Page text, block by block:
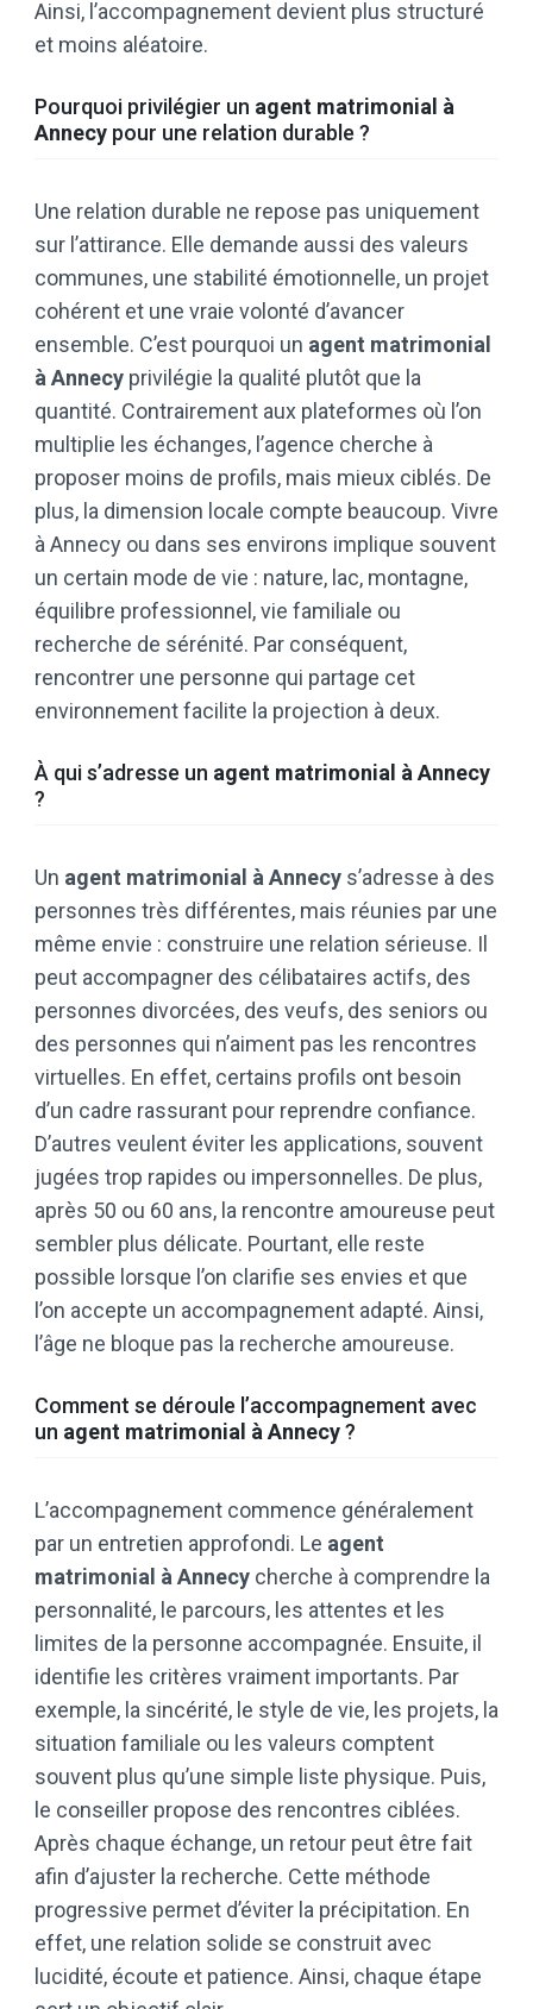
Ainsi, l’accompagnement devient plus structuré
et moins aléatoire.
Pourquoi privilégier un agent matrimonial à
Annecy pour une relation durable ?
Une relation durable ne repose pas uniquement
sur l’attirance. Elle demande aussi des valeurs
communes, une stabilité émotionnelle, un projet
cohérent et une vraie volonté d’avancer
ensemble. C’est pourquoi un agent matrimonial
à Annecy privilégie la qualité plutôt que la
quantité. Contrairement aux plateformes où l’on
multiplie les échanges, l’agence cherche à
proposer moins de profils, mais mieux ciblés. De
plus, la dimension locale compte beaucoup. Vivre
à Annecy ou dans ses environs implique souvent
un certain mode de vie : nature, lac, montagne,
équilibre professionnel, vie familiale ou
recherche de sérénité. Par conséquent,
rencontrer une personne qui partage cet
environnement facilite la projection à deux.
À qui s’adresse un agent matrimonial à Annecy
?
Un agent matrimonial à Annecy s’adresse à des
personnes très différentes, mais réunies par une
même envie : construire une relation sérieuse. Il
peut accompagner des célibataires actifs, des
personnes divorcées, des veufs, des seniors ou
des personnes qui n’aiment pas les rencontres
virtuelles. En effet, certains profils ont besoin
d’un cadre rassurant pour reprendre confiance.
D’autres veulent éviter les applications, souvent
jugées trop rapides ou impersonnelles. De plus,
après 50 ou 60 ans, la rencontre amoureuse peut
sembler plus délicate. Pourtant, elle reste
possible lorsque l’on clarifie ses envies et que
l’on accepte un accompagnement adapté. Ainsi,
l’âge ne bloque pas la recherche amoureuse.
Comment se déroule l’accompagnement avec
un agent matrimonial à Annecy?
L’accompagnement commence généralement
par un entretien approfondi. Le agent
matrimonial à Annecy cherche à comprendre la
personnalité, le parcours, les attentes et les
limites de la personne accompagnée. Ensuite, il
identifie les critères vraiment importants. Par
exemple, la sincérité, le style de vie, les projets, la
situation familiale ou les valeurs comptent
souvent plus qu’une simple liste physique. Puis,
le conseiller propose des rencontres ciblées.
Après chaque échange, un retour peut être fait
afin d’ajuster la recherche. Cette méthode
progressive permet d’éviter la précipitation. En
effet, une relation solide se construit avec
lucidité, écoute et patience. Ainsi, chaque étape